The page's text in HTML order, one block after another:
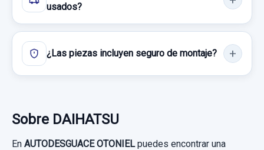
usados?
¿Las piezas incluyen seguro de montaje?
Sobre DAIHATSU
En AUTODESGUACE OTONIELpuedes encontrar una